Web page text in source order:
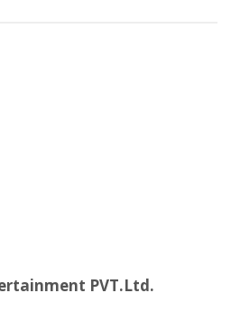
PVT.Ltd.